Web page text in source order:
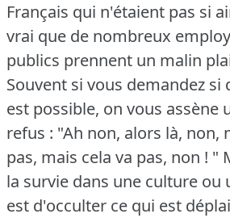
Français qui n'étaient pas si
vrai que de nombreux
publics prennent un malin
Souvent si vous demandez si
est possible, on vous assène
refus : "Ah non, alors là, non,
pas, mais cela va pas, non ! "
la survie dans une culture ou
est d'occulter ce qui est